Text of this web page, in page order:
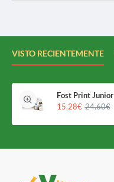
VISTO RECIENTEMENTE
Fost Print Junior
15.28€ 24.60€